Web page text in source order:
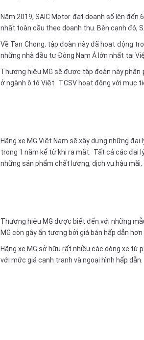
Năm 2019, SAIC Motor đạt doanh số lên
nhất toàn cầu theo doanh thu. Bên cạnh đó,
Về Tan Chong, tập đoàn này đã hoạt động
những nhà đầu tư Đông Nam Á lớn nhất tại
Thương hiệu MG sẽ được tập đoàn này
ở ngành ô tô Việt. TCSV hoạt động với mục
Hãng xe MG Việt Nam sẽ xây dựng những
trong 1 năm kể từ khi ra mắt. Tất cả các đại
những sản phẩm chất lượng, dịch vụ hậu
Thương hiệu MG được biết đến với những
MG còn gây ấn tượng bởi giá bán hấp dẫn
Hãng xe MG sở hữu rất nhiều các dòng xe từ
với mức giá cạnh tranh và ngoại hình hấp dẫn.